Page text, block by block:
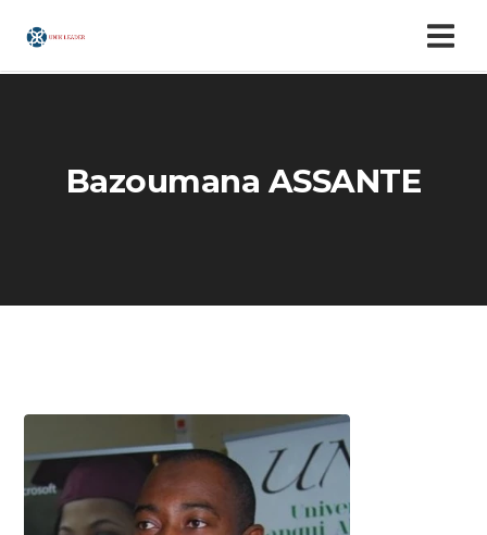
Bazoumana ASSANTE